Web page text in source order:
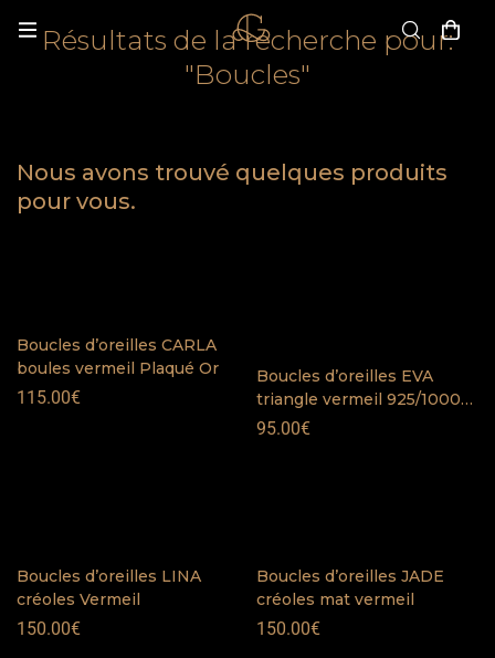
Résultats de la recherche pour:
"Boucles"
Nous avons trouvé quelques produits
pour vous.
Boucles d’oreilles CARLA
boules vermeil Plaqué Or
115.00€
Boucles d’oreilles EVA
triangle vermeil 925/1000
Plaqué Or
95.00€
Boucles d’oreilles LINA
créoles Vermeil
150.00€
Boucles d’oreilles JADE
créoles mat vermeil
150.00€